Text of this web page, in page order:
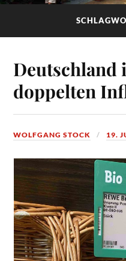
Deutschland
doppelten
WOLFGANG STOCK 19.